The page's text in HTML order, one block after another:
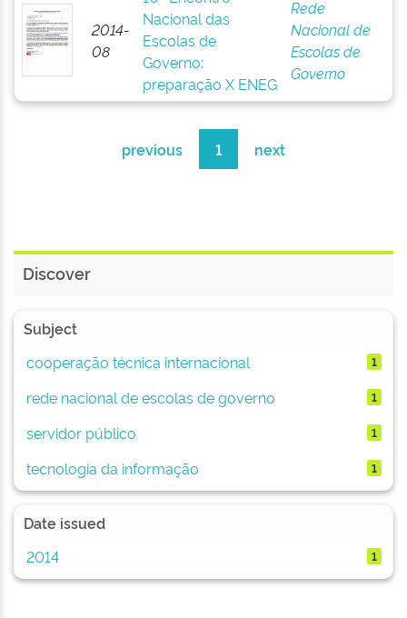
2014-
08
Nacional das
Escolas de
Governo:
preparação X ENEG
Rede
Nacional de
Escolas de
Governo
previous 1 next
Discover
Subject
cooperação técnica internacional
1
rede nacional de escolas de governo 1
servidor público 1
tecnologia da informação 1
Date issued
2014
1